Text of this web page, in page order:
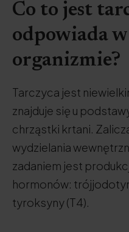
Co to jest
odpowiada
organizmie?
Tarczyca jest
znajduje się u
chrząstki krtani.
wydzielania
zadaniem jest
hormonów:
tyroksyny (T4).